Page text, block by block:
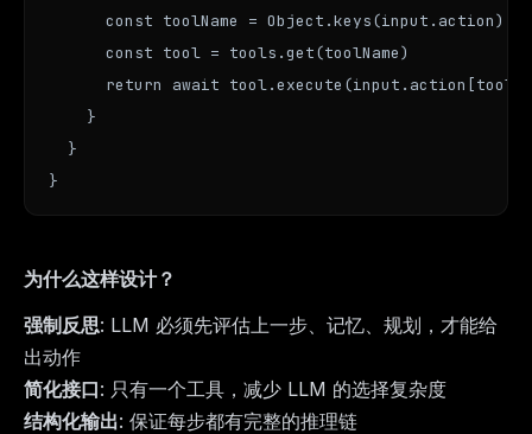
      const toolName = Object.keys(input.action)[0]
      const tool = tools.get(toolName)
return await
    }
  }
}
为什么这样设计？
强制反思: LLM 必须先评估上一步、记忆、规划，才能给
出动作
简化接口: 只有一个工具，减少 LLM 的选择复杂度
结构化输出: 保证每步都有完整的推理链